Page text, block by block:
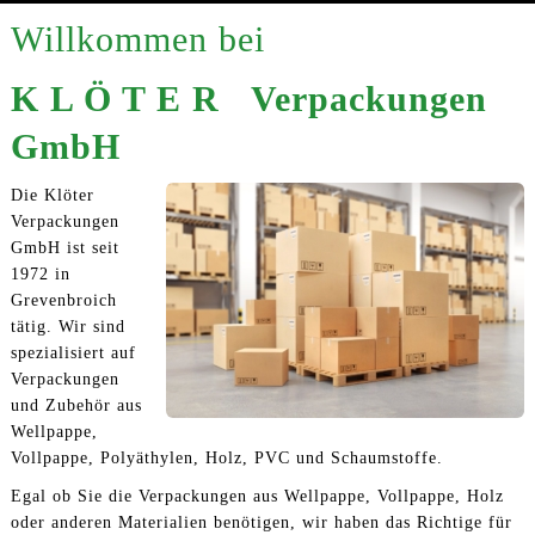
Willkommen bei
K L Ö T E R Verpackungen
GmbH
Die Klöter
Verpackungen
GmbH ist seit
1972 in
Grevenbroich
tätig. Wir sind
spezialisiert auf
Verpackungen
und Zubehör aus
Wellpappe,
Vollpappe, Polyäthylen, Holz, PVC und Schaumstoffe.
Egal ob Sie die Verpackungen aus Wellpappe, Vollpappe, Holz
oder anderen Materialien benötigen, wir haben das Richtige für